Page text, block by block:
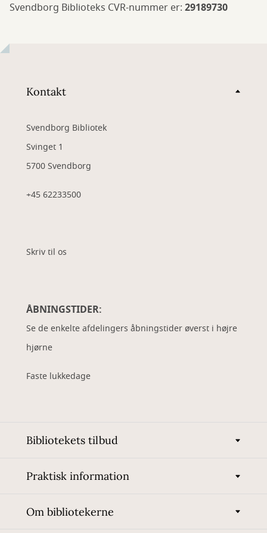
Svendborg Biblioteks CVR-nummer er: 29189730
Kontakt
Svendborg Bibliotek
Svinget 1
5700 Svendborg
+45 62233500
Skriv til os
ÅBNINGSTIDER:
Se de enkelte afdelingers åbningstider øverst i højre
hjørne
Faste lukkedage
Bibliotekets tilbud
Praktisk information
Om bibliotekerne